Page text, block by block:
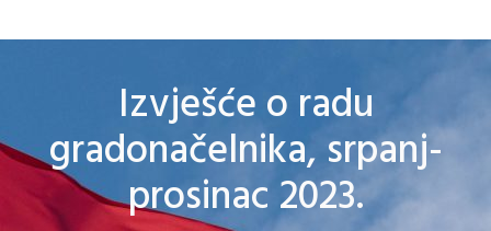
Izvješće o radu
gradonačelnika, srpanj-
prosinac 2023.